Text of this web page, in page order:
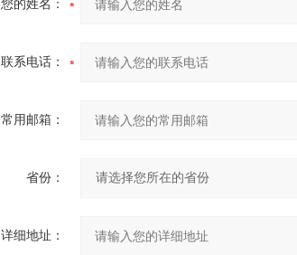
您的姓名：
联系电话：
常用邮箱：
省份：
详细地址：